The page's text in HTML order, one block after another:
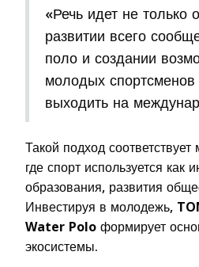
«Речь идет не только
развитии всего
поло и создании
молодых
выходить на
Такой подход
где спорт используется как
образования, развития
Инвестируя в молодежь,
Water Poloформирует
экосистемы.